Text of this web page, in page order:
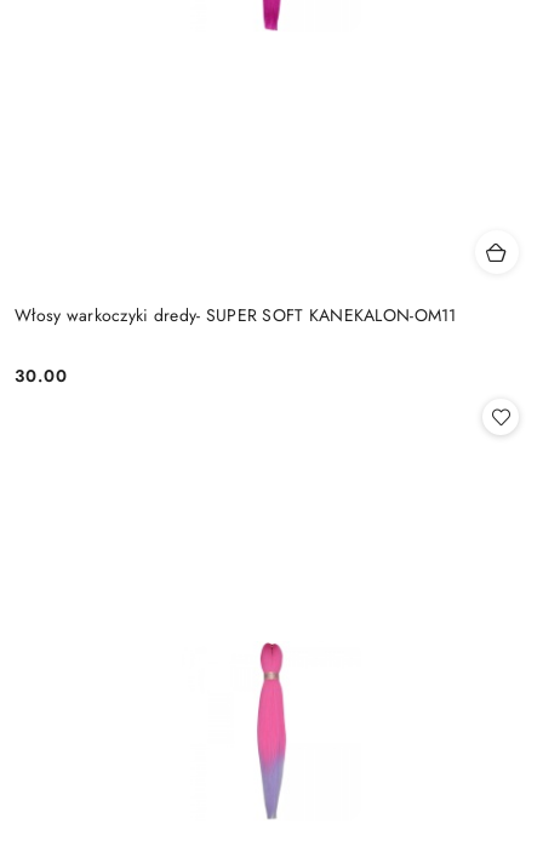
Włosy warkoczyki dredy- SUPER SOFT KANEKALON-OM11
Cena:
30.00